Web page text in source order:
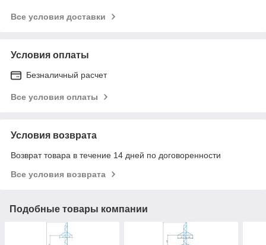
Все условия доставки
Условия оплаты
Безналичный расчет
Все условия оплаты
Условия возврата
Возврат товара в течение 14 дней по договоренности
Все условия возврата
Подобные товары компании